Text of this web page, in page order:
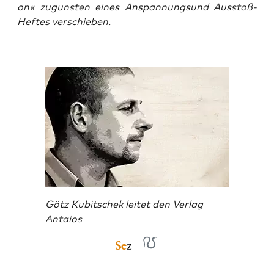
on« zuguns­ten eines Anspan­nungs­und Aus­stoß-
Hef­tes verschieben.
Götz Kubitschek leitet den Verlag
Antaios